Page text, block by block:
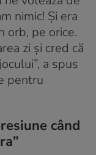
nimic! Și era
orb, pe orice.
zi și cred că
a spus
pentru
când